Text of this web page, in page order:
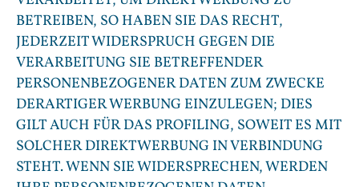
BETREIBEN, SO HABEN SIE DAS RECHT,
JEDERZEIT WIDERSPRUCH GEGEN DIE
VERARBEITUNG SIE BETREFFENDER
PERSONENBEZOGENER DATEN ZUM ZWECKE
DERARTIGER WERBUNG EINZULEGEN; DIES
GILT AUCH FÜR DAS PROFILING, SOWEIT ES MIT
SOLCHER DIREKTWERBUNG IN VERBINDUNG
STEHT. WENN SIE WIDERSPRECHEN, WERDEN